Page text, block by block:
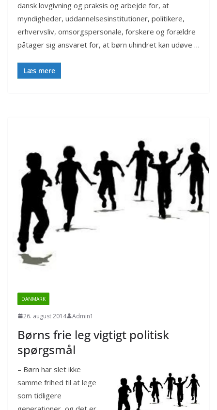
dansk lovgivning og praksis og arbejde for, at
myndigheder, uddannelsesinstitutioner, politikere,
erhvervsliv, omsorgspersonale, forskere og forældre
påtager sig ansvaret for, at børn uhindret kan udøve …
Læs mere
DANMARK
26. august 2014 Admin1
Børns frie leg vigtigt politisk
spørgsmål
– Børn har slet ikke
samme frihed til at lege
som tidligere